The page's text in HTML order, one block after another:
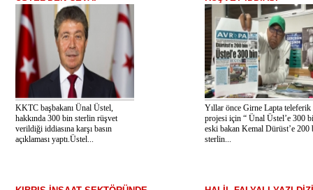
KKTC başbakanı Ünal Üstel,
hakkında 300 bin sterlin rüşvet
verildiği iddiasına karşı basın
açıklaması yaptı.Üstel...
Yıllar önce Girne Lapta teleferik
projesi için “ Ünal Üstel’e 300
eski bakan Kemal Dürüst’e 200
sterlin...